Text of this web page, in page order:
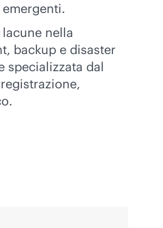
nella
backup e disaster
specializzata dal